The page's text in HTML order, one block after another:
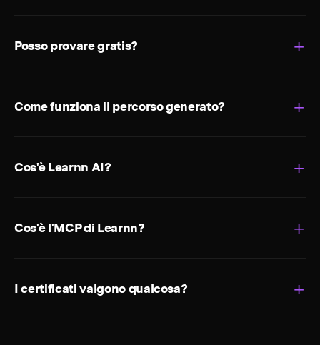
Posso provare gratis?
Come funziona il percorso generato?
Cos'è Learnn AI?
Cos'è l'MCP di Learnn?
I certificati valgono qualcosa?